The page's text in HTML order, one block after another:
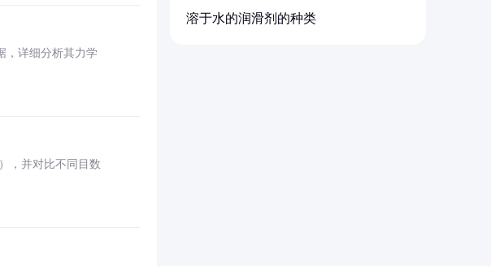
，详细分析其力学
，并对比不同目数
溶于水的润滑剂的种类